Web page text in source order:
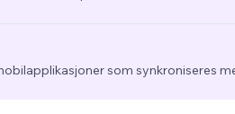
som synkroniseres